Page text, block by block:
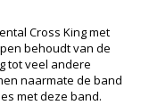
Cross King met
behoudt van de
tot veel andere
naarmate de band
met deze band.